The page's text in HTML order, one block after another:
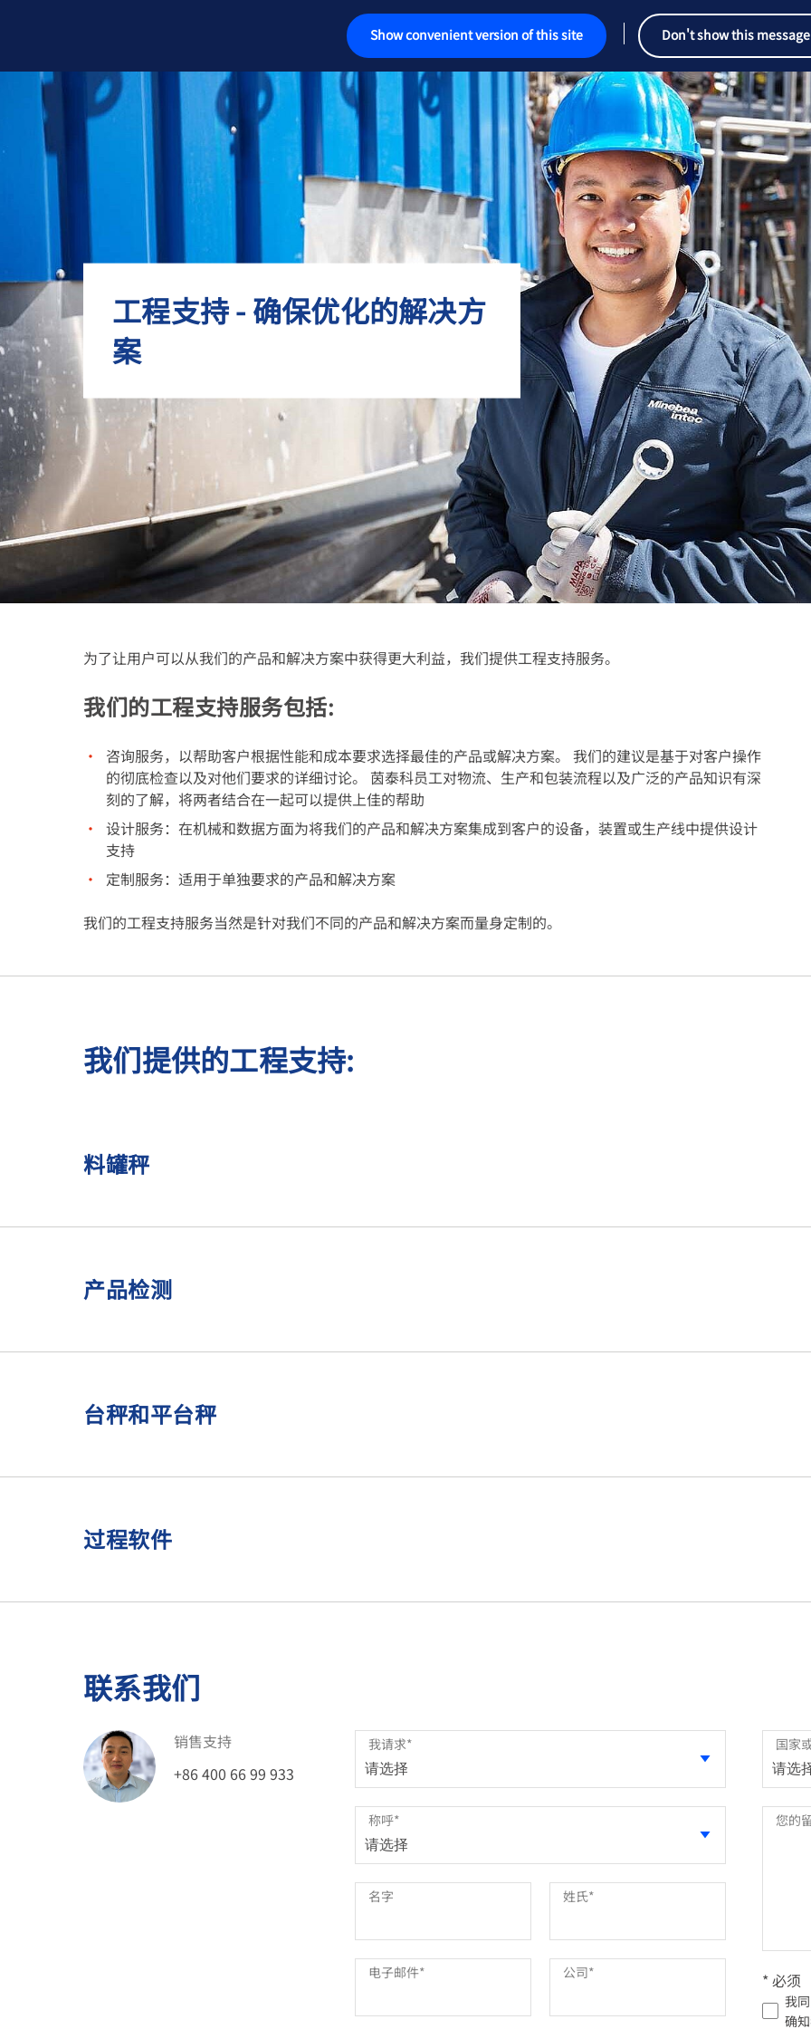
Show convenient version of this site Don't show this
传感器
称重电气件
工业秤
检测解决方案
汽车衡
软件
服务
专长和知识
关于我们
新闻
工程支持 - 确保优化的解决方
案
为了让用户可以从我们的产品和解决方案中获得更大利益，我们提供工程支持服务。
我们的工程支持服务包括:
咨询服务，以帮助客户根据性能和成本要求选择最佳的产品或解决方案。 我们的建议是基于对客户操作
的彻底检查以及对他们要求的详细讨论。 茵泰科员工对物流、生产和包装流程以及广泛的产品知识有深
刻的了解，将两者结合在一起可以提供上佳的帮助
设计服务：在机械和数据方面为将我们的产品和解决方案集成到客户的设备，装置或生产线中提供设计
支持
定制服务：适用于单独要求的产品和解决方案
我们的工程支持服务当然是针对我们不同的产品和解决方案而量身定制的。
我们提供的工程支持:
料罐秤
有关机械注意事项的建议，例如罐体基础和管道连接
产品检测
提供设计支持，以将机器或解决方案集成到生产或包装线中
就环境条件和空间条件而言，将高性能作为限制因素进行设计调整
台秤和平台秤
有关不同国家/地区的法定计量和危险区域要求的建议，包括认证
过程软件
选择更好的解决方案和配置
根据需要进行定制
与客户的IT部门合作，以根据适用的协议将软件实施到其网络结构中
整合其他品牌产品
联系我们
销售支持
+86 400 66 99 933
我请求*
称呼*
名字 姓氏*
电子邮件* 公司*
国家
您的
* 必须
我
确